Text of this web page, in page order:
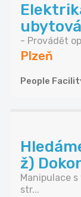
- Provádět
Plzeň
People
ž)
Manipulace
str...